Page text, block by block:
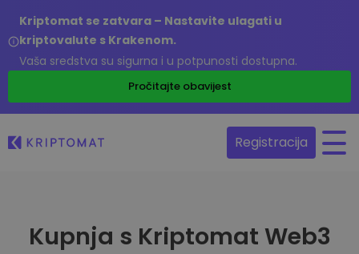
Kriptomat se zatvara – Nastavite ulagati u
kriptovalute s Krakenom.
Vaša sredstva su sigurna i u potpunosti dostupna.
Pročitajte obavijest
Registracija
Kupnja s Kriptomat Web3